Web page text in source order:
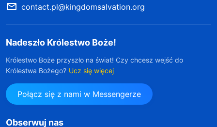
contact.pl@kingdomsalvation.org
Nadeszło Królestwo Boże!
Królestwo Boże przyszło na świat! Czy chcesz wejść do
Królestwa Bożego? Ucz się więcej
Połącz się z nami w Messengerze
Obserwuj nas